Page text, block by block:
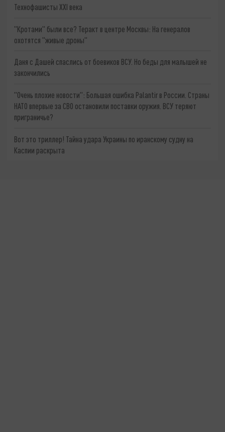
Технофашисты XXI века
"Кротами" были все? Теракт в центре Москвы: На генералов
охотятся "живые дроны"
Даня с Дашей спаслись от боевиков ВСУ. Но беды для малышей не
закончились
"Очень плохие новости": Большая ошибка Palantir в России. Страны
НАТО впервые за СВО остановили поставки оружия. ВСУ теряют
приграничье?
Вот это триллер! Тайна удара Украины по иранскому судну на
Каспии раскрыта